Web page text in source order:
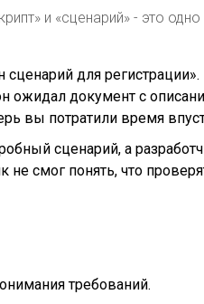
и «сценарий» - это
для регистрации».
ожидал документ с
вы потратили время
сценарий, а
не смог понять, что
требований.